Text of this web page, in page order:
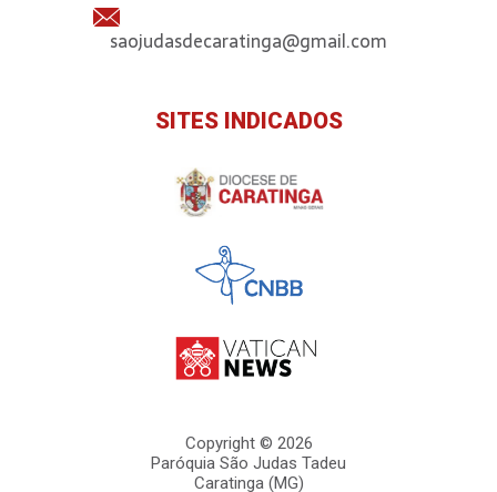
saojudasdecaratinga@gmail.com
SITES INDICADOS
Copyright © 2026
Paróquia São Judas Tadeu
Caratinga (MG)